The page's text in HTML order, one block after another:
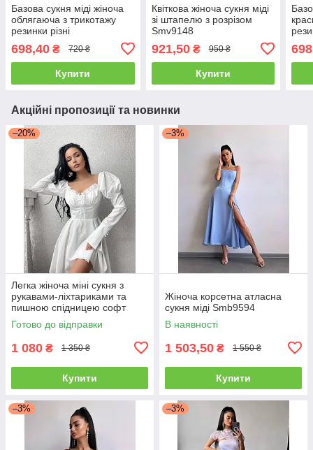
Базова сукня міді жіноча
облягаюча з трикотажу
резинки різні
698,40 ₴ 720 ₴
Купити
Квіткова жіноча сукня міді
зі штапелю з розрізом
Smv9148
921,50₴ 950 ₴
Купити
Акційні пропозиції та новинки
–20%
Легка жіноча міні сукня з
рукавами-ліхтариками та
пишною спідницею софт
Sms8406
Готово до відправки
1 080 ₴ 1 350 ₴
Купити
–3%
Жіноча корсетна атласна
сукня міді Smb9594
В наявності
1 503,50 ₴ 1 550 ₴
Купити
–3% –3%